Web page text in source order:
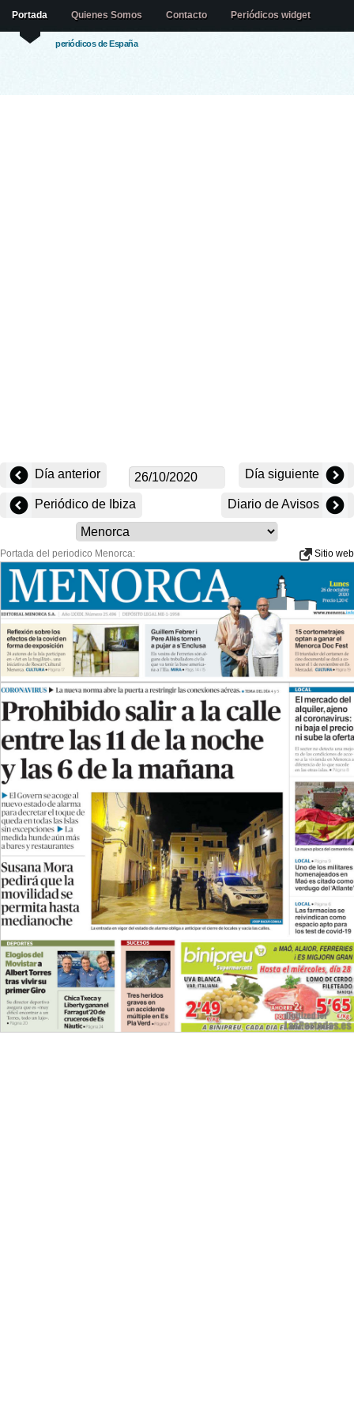
periódicos de España
Portada Quienes Somos Contacto Periódicos widget
Día anterior Día siguiente
Periódico de Ibiza Diario de Avisos
Portada del periodico Menorca: Sitio web